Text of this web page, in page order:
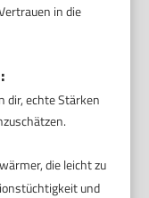
in die
dir, echte Stärken
die leicht zu
und